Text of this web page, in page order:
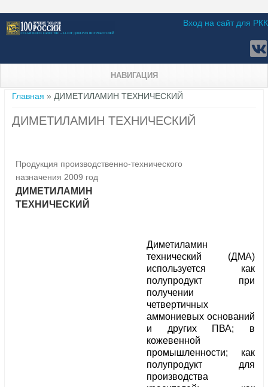
Вход на сайт для РКК
НАВИГАЦИЯ
Вы здесь
Главная » ДИМЕТИЛАМИН ТЕХНИЧЕСКИЙ
ДИМЕТИЛАМИН ТЕХНИЧЕСКИЙ
Продукция производственно-технического
назначения 2009 год
ДИМЕТИЛАМИН
ТЕХНИЧЕСКИЙ
Диметиламин
технический (ДМА)
используется как
полупродукт при
получении
четвертичных
аммониевых оснований
и других ПВА; в
кожевенной
промышленности; как
полупродукт для
производства